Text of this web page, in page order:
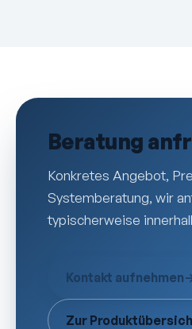
Beratung
Konkretes Angebot,
Systemberatung, wir
typischerweise
Kontakt aufnehmen
Zur